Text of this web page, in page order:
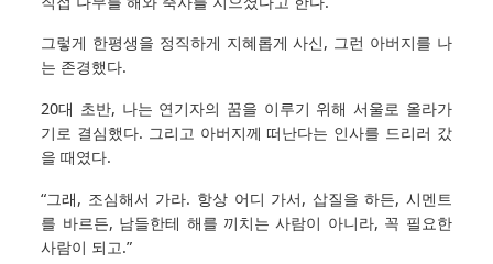
그렇게 한평생을 정직하게 지혜롭게 사신, 그런 아버지를 나
는 존경했다.
20대 초반, 나는 연기자의 꿈을 이루기 위해 서울로 올라가
기로 결심했다. 그리고 아버지께 떠난다는 인사를 드리러 갔
을 때였다.
“그래, 조심해서 가라. 항상 어디 가서, 삽질을 하든, 시멘트
를 바르든, 남들한테 해를 끼치는 사람이 아니라, 꼭 필요한
사람이 되고.”